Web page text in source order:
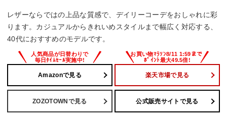
レザーならではの上品な質感で、デイリーコーデをおしゃれに彩
ります。カジュアルからきれいめスタイルまで幅広く対応する、
40代におすすめのモデルです。
Amazonで見る 楽天市場で見る
ZOZOTOWNで見る 公式販売サイトで見る